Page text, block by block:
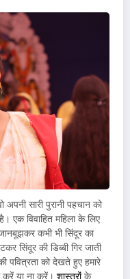
सारी पुरानी पहचान को
एक विवाहित महिला के लिए
कभी भी सिंदूर का
सिंदूर की डिब्बी गिर जाती
पवित्रता को देखते हुए हमारे